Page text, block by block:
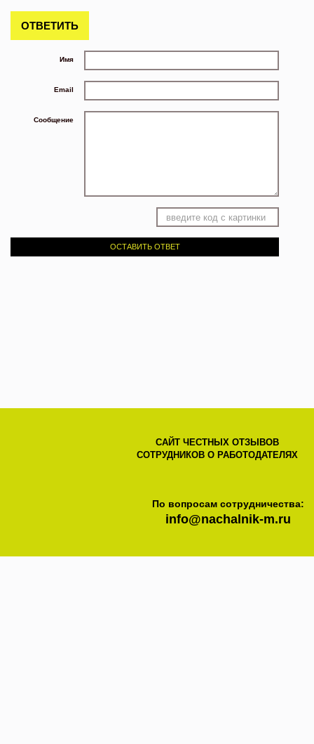
ОТВЕТИТЬ
Имя
Email
Сообщение
ОСТАВИТЬ ОТВЕТ
САЙТ ЧЕСТНЫХ ОТЗЫВОВ
СОТРУДНИКОВ О РАБОТОДАТЕЛЯХ
По вопросам сотрудничества:
info@nachalnik-m.ru